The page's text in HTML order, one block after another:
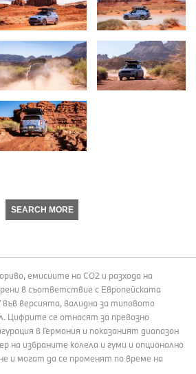
SEARCH MORE
емисиите на СО2 и разхода на
в съответствие с Европейската
във версията, валидна за типовото
Цифрите се отнасят за превозно
в Германия и показаният диапазон
на избраните колела и гуми и опционално
и могат да се променят по време на